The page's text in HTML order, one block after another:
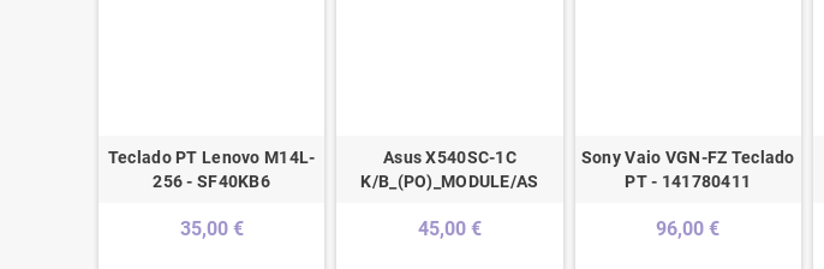
Teclado PT Lenovo M14L-
256 - SF40KB6
35,00 €
Asus X540SC-1C
K/B_(PO)_MODULE/AS
45,00 €
Sony Vaio VGN-FZ Teclado
PT - 141780411
96,00 €